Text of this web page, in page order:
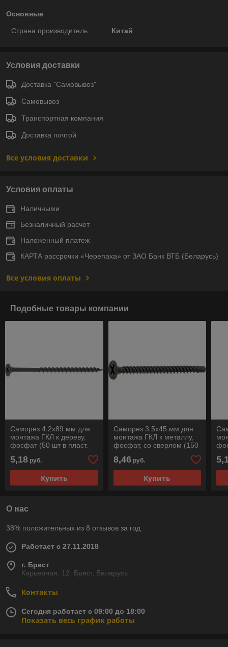
Основные
Страна производитель Китай
Условия доставки
Доставка "Самовывоз"
Самовывоз
Транспортная компания
Доставка почтой
Все условия доставки
Условия оплаты
Наличными
Безналичный расчет
Наложенный платеж
КАРТА рассрочки «Черепаха» от ЗАО Банк ВТБ (Беларусь)
Все условия оплаты
Подобные товары компании
Саморез 4.2х89 мм для
монтажа ГКЛ к дереву,
фосфат (50 шт в пласт.
5,18 руб.
Купить
Саморез 3.5х45 мм для
монтажа ГКЛ к металлу,
фосфат, со сверлом (150
шт в пласт. конт.) STARFIX
8,46руб.
Купить
О нас
38% положительных из 8 отзывов за год
Работает с 27.11.2018
г. Брест
Карьерная, 12, Брест, Беларусь
Контакты
Сегодня работает с 09:00 до 18:00
Показать весь график работы